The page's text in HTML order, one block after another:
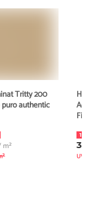
Tritty 200
authentic
m²
12%
UVP